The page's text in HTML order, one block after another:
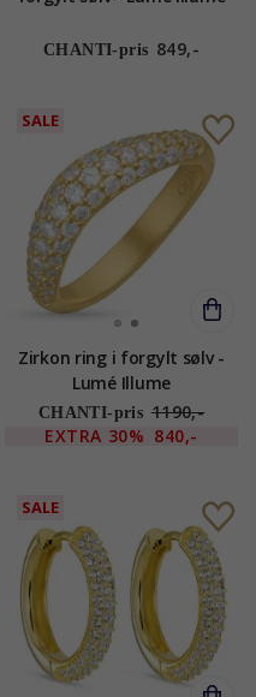
CHANTI-pris 849,-
SALE
Zirkon ring i forgylt sølv -
Lumé Illume
CHANTI-pris 1190,-
EXTRA 30% 840,-
SALE